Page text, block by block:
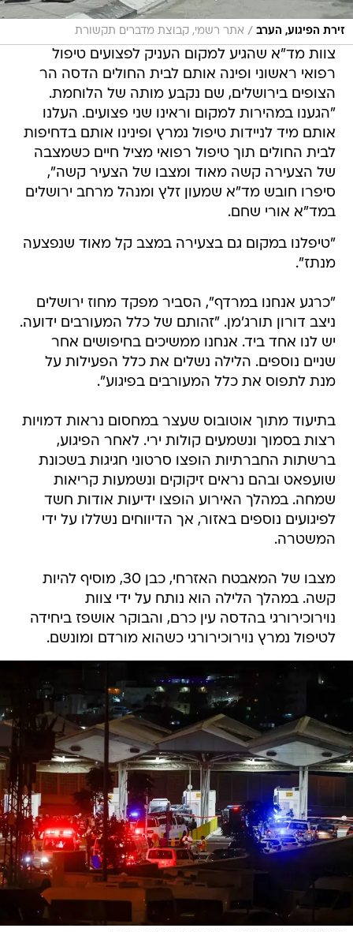
צוות מד"א שהגיע למקום העניק לפצועים טיפול
רפואי ראשוני ופינה אותם לבית החולים הדסה הר
הצופים בירושלים, שם נקבע מותה של הלוחמת.
"הגענו במהירות למקום וראינו שני פצועים. העלנו
אותם מיד לניידות טיפול נמרץ ופינינו אותם בדחיפות
לבית החולים תוך טיפול רפואי מציל חיים כשמצבה
של הצעירה קשה מאוד ומצבו של הצעיר קשה",
סיפרו חובש מד"א שמעון זלץ ומנהל מרחב ירושלים
במד"א אורי שחם.
"טיפלנו במקום גם בצעירה במצב קל מאוד שנפצעה
"כרגע אנחנו במרדף", הסביר מפקד מחוז ירושלים
יש לנו אחד ביד. אנחנו ממשיכים בחיפושים אחר
שניים נוספים. הלילה נשלים את כלל הפעילות על
מנת לתפוס את כלל המעורבים בפיגוע".
בתיעוד מתוך אוטובוס שעצר במחסום נראות דמויות
ברשתות החברתיות הופצו סרטוני חגיגות בשכונת
שועפאט ובהם נראים זיקוקים ונשמעות קריאות
שמחה. במהלך האירוע הופצו ידיעות אודות חשד
לפיגועים נוספים באזור, אך הדיווחים נשללו על ידי
המשטרה.
נוירוכירורגי בהדסה עין כרם, והבוקר אושפז ביחידה
לטיפול נמרץ נוירוכירורגי כשהוא מורדם ומונשם.
פלאש 90, אולבייה פיטוסי
תיעוד: זיקוקים וחגיגות בשועפאט